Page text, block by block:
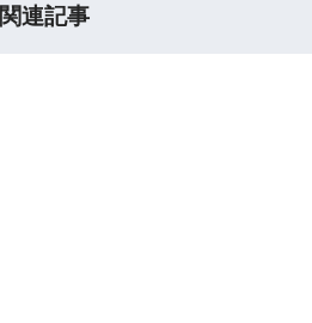
関連記事